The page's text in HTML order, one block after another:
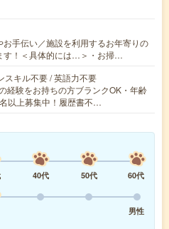
お手伝い／施設を利用するお年寄りの
す！＜具体的には…＞・お掃…
スキル不要 / 英語力不要
経験をお持ちの方ブランクOK・年齢
以上募集中！履歴書不…
40代 50代
60代
男性